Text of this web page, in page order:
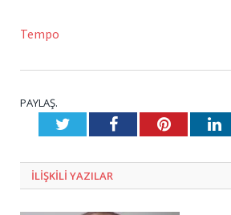
Tempo
PAYLAŞ.
TwitterFacebookPinterest
ILIŞKILI YAZILAR